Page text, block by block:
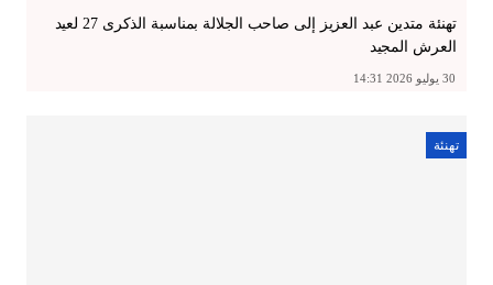
تهنئة متدين عبد العزيز إلى صاحب الجلالة بمناسبة الذكرى 27 لعيد
العرش المجيد
30 يوليو 2026 14:31
تهنئة